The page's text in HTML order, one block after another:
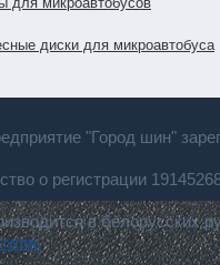
диски для микроавтобуса
"Город шин"
о регистрации
в белорусских